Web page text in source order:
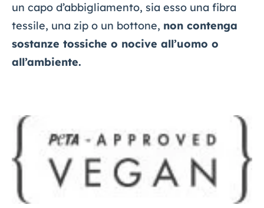
un capo d’abbigliamento, sia esso una fibra
tessile, una zip o un bottone, non contenga
sostanze tossiche o nocive all’uomo o
all’ambiente.